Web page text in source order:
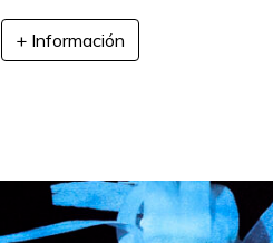
+ Información